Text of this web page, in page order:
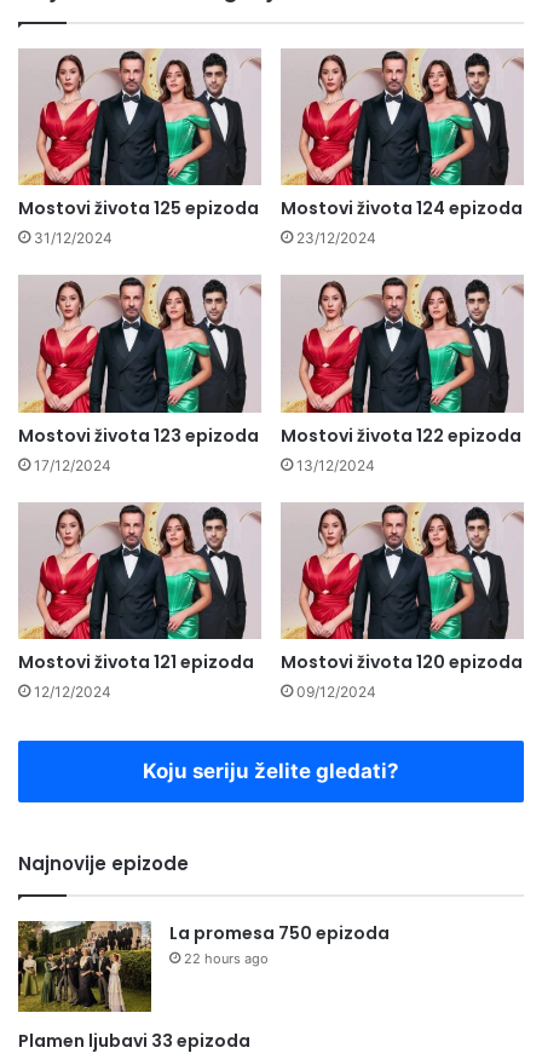
Mostovi života 125 epizoda
31/12/2024
Mostovi života 124 epizoda
23/12/2024
Mostovi života 123 epizoda
17/12/2024
Mostovi života 122 epizoda
13/12/2024
Mostovi života 121 epizoda
12/12/2024
Mostovi života 120 epizoda
09/12/2024
Koju seriju želite gledati?
Najnovije epizode
La promesa 750 epizoda
22 hours ago
Plamen ljubavi 33 epizoda